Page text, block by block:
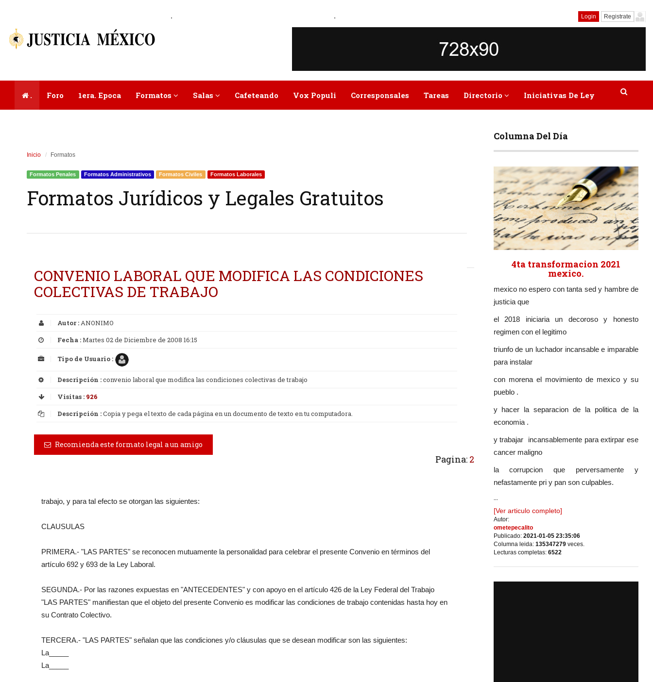
. . Login Registrate
. Foro 1era. Epoca Formatos Salas Cafeteando Vox Populi Corresponsales Tareas Directorio Iniciativas De Ley
Inicio Formatos
Formatos Penales Formatos Administrativos Formatos Civiles Formatos Laborales
Formatos Jurídicos y Legales Gratuitos
CONVENIO LABORAL QUE MODIFICA LAS CONDICIONES
COLECTIVAS DE TRABAJO
Autor :ANONIMO
Fecha :Martes 02 de Diciembre de 2008 16:15
Tipo de Usuario :
Descripción :convenio laboral que modifica las condiciones colectivas de trabajo
Visitas : 926
Descripción :Copia y pega el texto de cada página en un documento de texto en tu computadora.
Recomienda este formato legal a un amigo
Pagina: 2
trabajo, y para tal efecto se otorgan las siguientes:
CLAUSULAS
PRIMERA.- "LAS PARTES" se reconocen mutuamente la personalidad para celebrar el presente Convenio en términos del
artículo 692 y 693 de la Ley Laboral.
SEGUNDA.- Por las razones expuestas en "ANTECEDENTES" y con apoyo en el artículo 426 de la Ley Federal del Trabajo
"LAS PARTES" manifiestan que el objeto del presente Convenio es modificar las condiciones de trabajo contenidas hasta hoy en
su Contrato Colectivo.
TERCERA.- "LAS PARTES" señalan que las condiciones y/o cláusulas que se desean modificar son las siguientes:
La_____
La_____
Columna Del Día
4ta transformacion 2021
mexico.
mexico no espero con tanta sed y hambre de
justicia que
el 2018 iniciaria un decoroso y honesto
regimen con el legitimo
triunfo de un luchador incansable e imparable
para instalar
con morena el movimiento de mexico y su
pueblo .
y hacer la separacion de la politica de la
economia .
y trabajar incansablemente para extirpar ese
cancer maligno
la corrupcion que perversamente y
nefastamente pri y pan son culpables.
...
[Ver articulo completo]
Autor:
ometepecalito
Publicado: 2021-01-05 23:35:06
Columna leida: 135347279veces.
Lecturas completas: 6522